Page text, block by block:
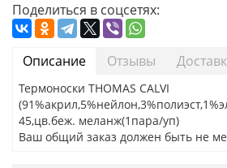
Поделиться в соцсетях:
Описание Отзывы
Термоноски THOMAS CALVI
45,цв.беж. меланж(1пара/уп)
Ваш общий заказ должен быть не